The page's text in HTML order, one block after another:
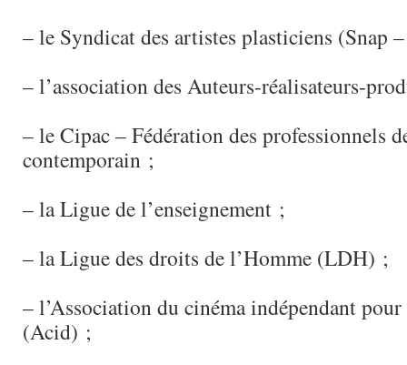
– le Syndicat des artistes plasticiens (Snap
– l’association des Auteurs-réalisateurs-
– le Cipac – Fédération des professionnels
contemporain ;
– la Ligue de l’enseignement ;
– la Ligue des droits de l’Homme (LDH) ;
– l’Association du cinéma indépendant
(Acid) ;